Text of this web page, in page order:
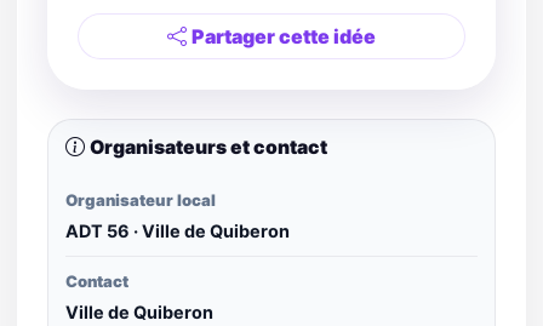
Partager cette idée
Organisateurs et contact
Organisateur local
ADT 56 · Ville de Quiberon
Contact
Ville de Quiberon